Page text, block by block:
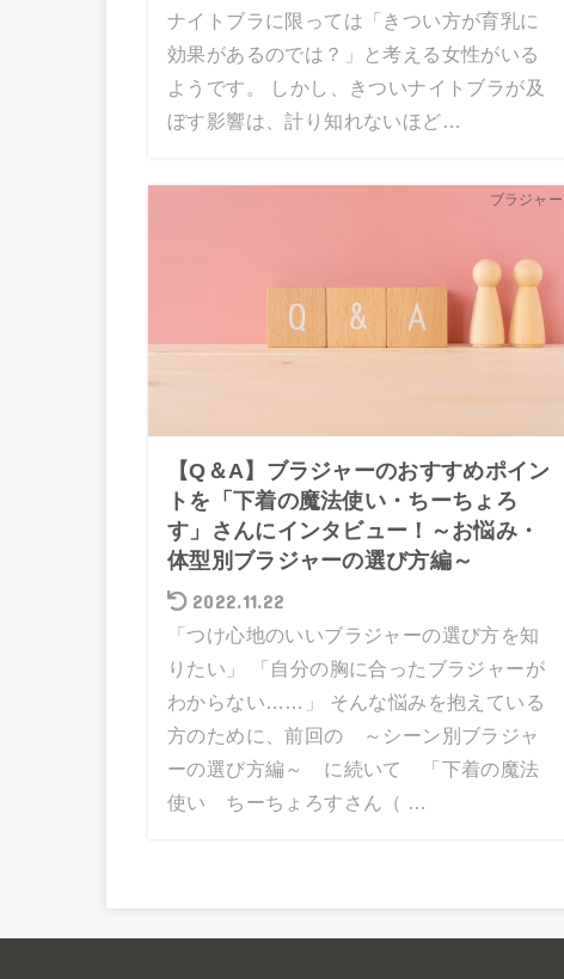
ナイトブラに限っては「きつい方が育乳に
効果があるのでは？」と考える女性がいる
ようです。 しかし、きついナイトブラが及
ぼす影響は、計り知れないほど…
ブラジャー
【Q＆A】ブラジャーのおすすめポイン
トを「下着の魔法使い・ちーちょろ
す」さんにインタビュー！～お悩み・
体型別ブラジャーの選び方編～
2022.11.22
「つけ心地のいいブラジャーの選び方を知
りたい」 「自分の胸に合ったブラジャーが
わからない……」 そんな悩みを抱えている
方のために、前回の ～シーン別ブラジャ
ーの選び方編～ に続いて 「下着の魔法
使い ちーちょろすさん（ …